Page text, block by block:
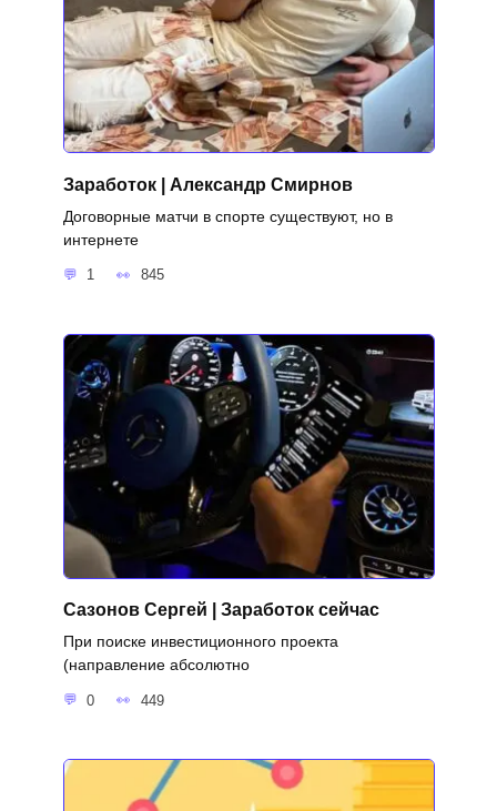
Заработок | Александр Смирнов
Договорные матчи в спорте существуют, но в
интернете
1 845
Сазонов Сергей | Заработок сейчас
При поиске инвестиционного проекта
(направление абсолютно
0 449